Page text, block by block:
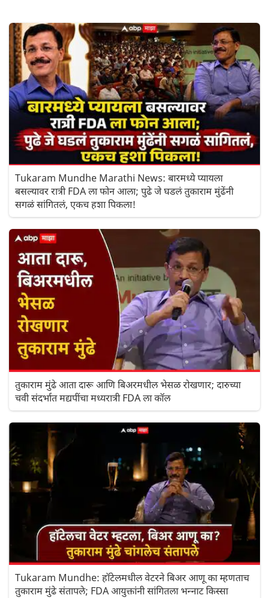
Tukaram Mundhe Marathi News: बारमध्ये प्यायला
बसल्यावर रात्री FDA ला फोन आला; पुढे जे घडलं तुकाराम मुंढेंनी
सगळं सांगितलं, एकच हशा पिकला!
तुकाराम मुंढे आता दारू आणि बिअरमधील भेसळ रोखणार; दारुच्या
चवी संदर्भात मद्यपींचा मध्यरात्री FDA ला कॉल
Tukaram Mundhe: हॉटेलमधील वेटरने बिअर आणू का म्हणताच
तुकाराम मुंढे संतापले; FDA आयुक्तांनी सांगितला भन्नाट किस्सा